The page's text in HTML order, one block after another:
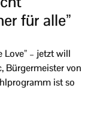
für alle”
Love” – jetzt will
Bürgermeister von
ist so